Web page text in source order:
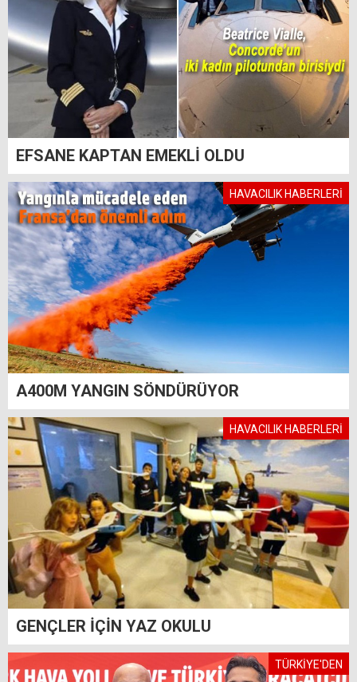
EFSANE KAPTAN EMEKLİ OLDU
HAVACILIK HABERLERİ
A400M YANGIN SÖNDÜRÜYOR
HAVACILIK HABERLERİ
GENÇLER İÇİN YAZ OKULU
TÜRKİYE'DEN